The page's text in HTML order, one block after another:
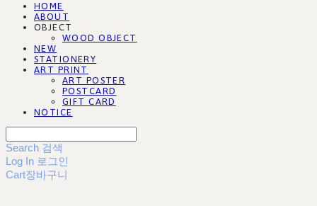
HOME
ABOUT
OBJECT
WOOD OBJECT
NEW
STATIONERY
ART PRINT
ART POSTER
POSTCARD
GIFT CARD
NOTICE
Search 검색
Log In 로그인
Cart장바구니